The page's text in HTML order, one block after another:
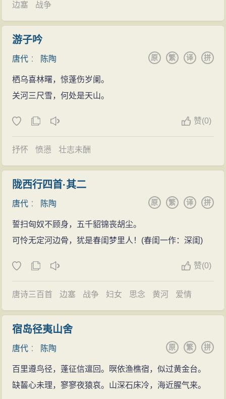
边塞 战争
游子吟
唐代 ： 陈陶 拼
译
繁
原
栖乌喜林曙，惊蓬伤岁阑。
关河三尺雪，何处是天山。
赞(0)
抒怀 愤懑 壮志未酬
陇西行四首·其二
唐代 ： 陈陶 拼
译
繁
原
誓扫匈奴不顾身，五千貂锦丧胡尘。
可怜无定河边骨，犹是春闺梦里人！(春闺一作：深闺)
赞(0)
唐诗三百首 边塞 战争 妇女 思念 黄河 爱情
宿岛径夷山舍
唐代 ： 陈陶 拼
繁
原
百里遵鸟径，蓬征信邅回。暝依渔樵宿，似过黄金台。
缺齧心未理，寥寥夜猿哀。山深石床冷，海近腥气来。